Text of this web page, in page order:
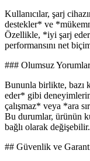
Kullanıcılar, şarj
destekler* ve
Özellikle, *iyi şarj
performansını net
### Olumsuz
Bununla birlikte, bazı
eder* gibi
çalışmaz* veya *ara
Bu durumlar, ürünün
bağlı olarak değişebilir.
## Güvenlik ve